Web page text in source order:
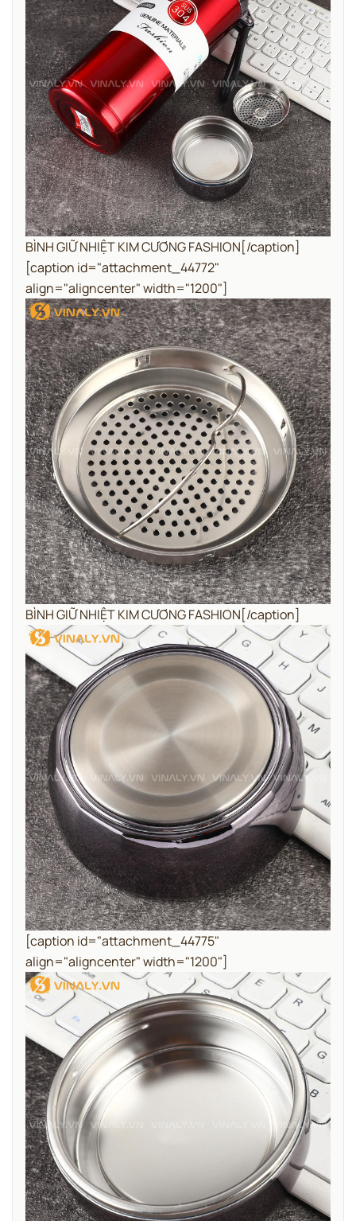
BÌNH GIỮ NHIỆT KIM CƯƠNG FASHION[/caption]
[caption id="attachment_44772"
align="aligncenter" width="1200"]
BÌNH GIỮ NHIỆT KIM CƯƠNG FASHION[/caption]
[caption id="attachment_44775"
align="aligncenter" width="1200"]